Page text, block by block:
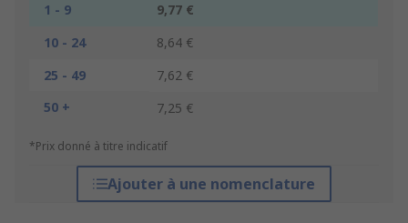
1 - 9
9,77 €
10 - 24
8,64 €
25 - 49
7,62 €
50 +
7,25 €
*Prix donné à titre indicatif
Ajouter à une nomenclature